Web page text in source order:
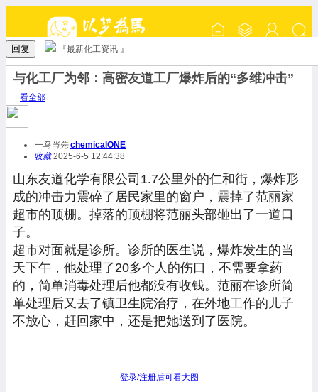
回复 『最新化工资讯 』
与化工厂为邻：高密友道工厂爆炸后的“多维冲击”
看全部
一马当先 chemicalONE
收藏2025-6-5 12:44:38
山东友道化学有限公司1.7公里外的仁和街，爆炸形
成的冲击力震碎了居民家里的窗户，震掉了范丽家
超市的顶棚。掉落的顶棚将范丽头部砸出了一道口
子。
超市对面就是诊所。诊所的医生说，爆炸发生的当
天下午，他处理了20多个人的伤口，不需要拿药
的，简单消毒处理后他都没有收钱。范丽在诊所简
单处理后又去了镇卫生院治疗，在外地工作的儿子
不放心，赶回家中，还是把她送到了医院。
登录/注册后可看大图